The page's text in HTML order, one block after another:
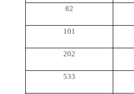
82
101
202
533